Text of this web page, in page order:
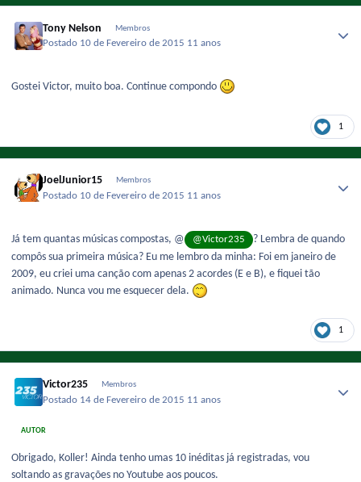
Tony Nelson Membros
Postado 10 de Fevereiro de 2015 11 anos
Gostei Victor, muito boa. Continue compondo
1
JoelJunior15 Membros
Postado 10 de Fevereiro de 2015 11 anos
Já tem quantas músicas compostas, @ @Victor235
? Lembra de quando
compôs sua primeira música? Eu me lembro da minha: Foi em janeiro de
2009, eu criei uma canção com apenas 2 acordes (E e B), e fiquei tão
animado. Nunca vou me esquecer dela.
1
Victor235 Membros
Postado 14 de Fevereiro de 2015 11 anos
AUTOR
Obrigado, Koller! Ainda tenho umas 10 inéditas já registradas, vou
soltando as gravações no Youtube aos poucos.